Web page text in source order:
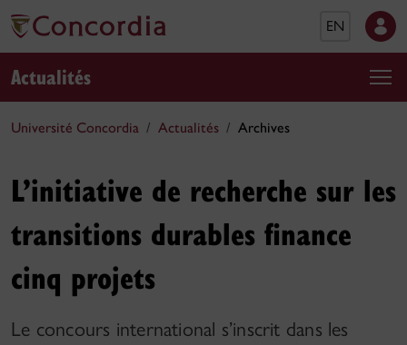
EN
Actualités
Université Concordia Actualités Archives
L’initiative de recherche sur les
transitions durables finance
cinq projets
Le concours international s’inscrit dans les